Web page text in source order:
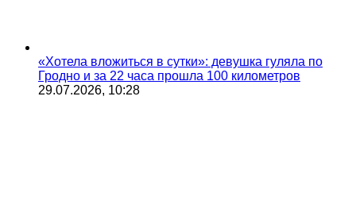
«Хотела вложиться в сутки»: девушка гуляла по
Гродно и за 22 часа прошла 100 километров
29.07.2026, 10:28